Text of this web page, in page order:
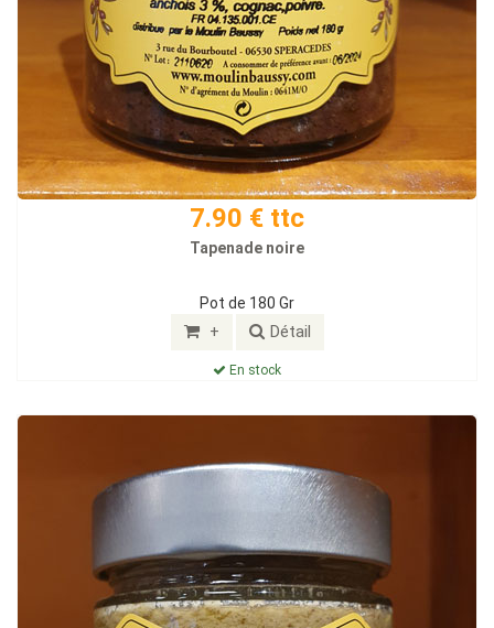
7.90 € ttc
Tapenade noire
Pot de 180 Gr
+ Détail
En stock